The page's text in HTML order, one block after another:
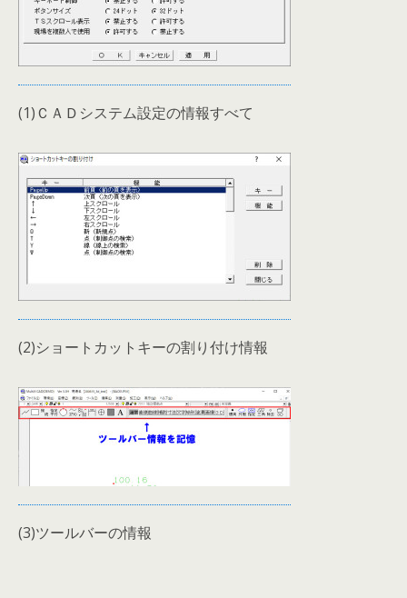
(1)ＣＡＤシステム設定の情報すべて
(2)ショートカットキーの割り付け情報
(3)ツールバーの情報